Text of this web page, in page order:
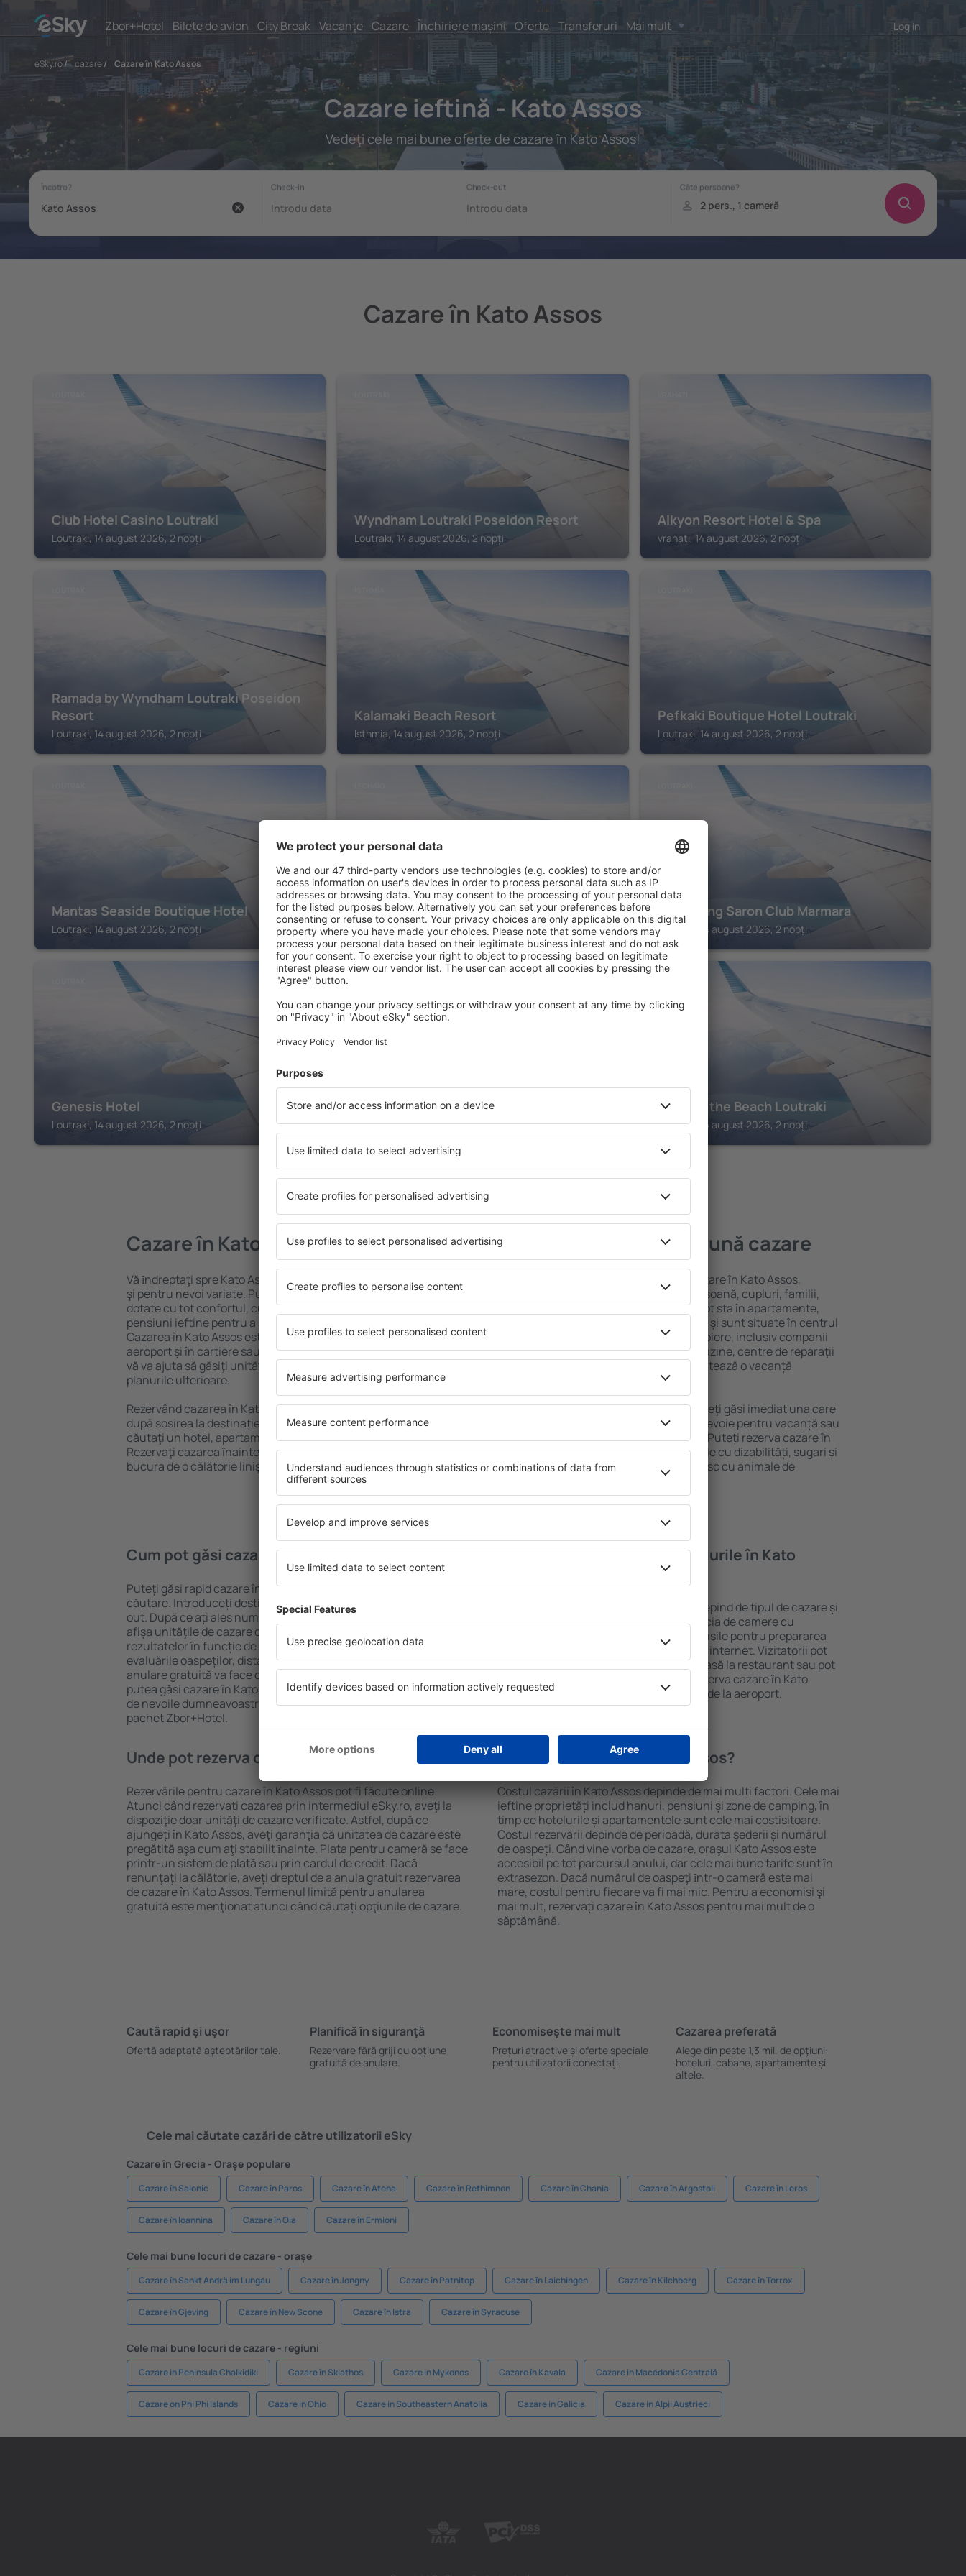
Zbor+Hotel Bilete de avion City Break Vacanţe Cazare Închiriere mașini Oferte Transferuri Mai mult Log in
eSky.ro/ cazare/ Cazare în Kato Assos
Cazare ieftină - Kato Assos
Vedeţi cele mai bune oferte de cazare în Kato Assos!
Cazare în Kato Assos
Club Hotel Casino Loutraki
Loutraki, 14 august 2026, 2 nopți
Wyndham Loutraki Poseidon Resort
Loutraki, 14 august 2026, 2 nopți
Alkyon Resort Hotel & Spa
vrahati, 14 august 2026, 2 nopți
Ramada by Wyndham Loutraki Poseidon
Resort
Loutraki, 14 august 2026, 2 nopți
Kalamaki Beach Resort
Isthmia, 14 august 2026, 2 nopți
Pefkaki Boutique Hotel Loutraki
Loutraki, 14 august 2026, 2 nopți
Mantas Seaside Boutique Hotel
Loutraki, 14 august 2026, 2 nopți
ACRO Upscale Residences
Lechaio, 14 august 2026, 2 nopți
Hotel King Saron Club Marmara
Loutraki, 14 august 2026, 2 nopți
Genesis Hotel
Loutraki, 14 august 2026, 2 nopți
Mantas Hotel
Loutraki, 14 august 2026, 2 nopți
Dave by the Beach Loutraki
Loutraki, 14 august 2026, 2 nopți
Vedeţi mai multe oferte în Kato Assos
Cazare în Kato Assos
Vă ȋndreptaţi spre Kato Assos? Găsiți cazare pentru fiecare buget
şi pentru nevoi variate. Puteți beneficia de proprietăți spațioase,
dotate cu tot confortul, cu numeroase facilități, precum și de
pensiuni ieftine pentru a sta câteva zile în timpul unui city break.
Cazarea în Kato Assos este disponibilă în centrul orașului, lângă
aeroport și în cartiere sau regiuni mai puțin populare. Acest lucru
vă va ajuta să găsiţi unităţi de cazare în funcție de nevoi și de
planurile ulterioare.
Rezervând cazarea în Kato Assos mai devreme, aveți garanţia că
după sosirea la destinație vă puteţi relaxa, fără a fi nevoie să
căutaţi un hotel, apartament sau altă unitate de cazare.
Rezervaţi cazarea înainte de călătoria spre Kato Assos și vă veţi
bucura de o călătorie liniştită.
Kato Assos – cea mai bună cazare
Puteți alege dintr-o ofertă variată de cazare în Kato Assos,
inclusiv proprietăți pentru o singură persoană, cupluri, familii,
persoane ȋn vârstă și grupuri. Oaspeţii pot sta în apartamente,
hoteluri și pensiuni care oferă intimitate și sunt situate în centrul
orașului Kato Assos. Facilitățile din apropiere, inclusiv companii
de închirieri auto, transport public, magazine, centre de reparaţii
și locuri de relaxare sau distracţie, garantează o vacanță
Dacă doriţi cazare de lux în Kato Assos, veţi găsi imediat una care
să se potrivească. Veți găsi tot ce aveți nevoie pentru vacanță sau
călătoria de afaceri la destinația aleasă. Puteți rezerva cazare în
Kato Assos cu facilități pentru persoanele cu dizabilități, sugari și
copii, precum și pentru cei care călătoresc cu animale de
Cum pot găsi cazare în Kato Assos?
Puteți găsi rapid cazare în Kato Assos folosind un motor de
căutare. Introduceți destinația și datele de check-in și check-
out. După ce ați ales numărul de persoane, motorul de căutare va
afișa unităţile de cazare disponibile în Kato Assos. Filtrarea
rezultatelor în funcție de tipul proprietăţii, numărul de stele,
evaluările oaspeților, distanța față de centru și opțiunea de
anulare gratuită va face căutarea mult mai ușoară. Astfel veți
putea găsi cazare în Kato Assos în doar câteva minute. În funcție
de nevoile dumneavoastră, puteți rezerva doar cazare sau un
pachet Zbor+Hotel.
Ce fel de facilităţi oferă hotelurile în Kato
Facilitățile proprietăţilor în Kato Assos depind de tipul de cazare și
de numărul de stele. Oaspeții pot beneficia de camere cu
chicinetă, balcon, aer condiționat, ustensile pentru prepararea
ceaiului şi a cafelei, prosoape și acces la internet. Vizitatorii pot
avea parcare gratuită, pot comanda o masă la restaurant sau pot
alege un hotel cu piscină. În plus, pot rezerva cazare în Kato
Assos la proprietăți care oferă transport de la aeroport.
Unde pot rezerva cazare în Kato Assos?
Rezervările pentru cazare în Kato Assos pot fi făcute online.
Atunci când rezervați cazarea prin intermediul eSky.ro, aveţi la
dispoziţie doar unităţi de cazare verificate. Astfel, după ce
ajungeți în Kato Assos, aveţi garanţia că unitatea de cazare este
pregătită aşa cum aţi stabilit ȋnainte. Plata pentru cameră se face
printr-un sistem de plată sau prin cardul de credit. Dacă
renunţaţi la călătorie, aveți dreptul de a anula gratuit rezervarea
de cazare în Kato Assos. Termenul limită pentru anularea
gratuită este menţionat atunci când căutați opţiunile de cazare.
Cât costă cazarea în Kato Assos?
Costul cazării în Kato Assos depinde de mai mulți factori. Cele mai
ieftine proprietăți includ hanuri, pensiuni și zone de camping, în
timp ce hotelurile și apartamentele sunt cele mai costisitoare.
Costul rezervării depinde de perioadă, durata șederii și numărul
de oaspeți. Când vine vorba de cazare, oraşul Kato Assos este
accesibil pe tot parcursul anului, dar cele mai bune tarife sunt în
extrasezon. Dacă numărul de oaspeţi ȋntr-o cameră este mai
mare, costul pentru fiecare va fi mai mic. Pentru a economisi şi
mai mult, rezervați cazare în Kato Assos pentru mai mult de o
săptămână.
Caută rapid şi uşor
Ofertă adaptată aşteptărilor tale.
Planifică ȋn siguranţă
Rezervare fără griji cu opțiune
gratuită de anulare.
Economiseşte mai mult
Prețuri atractive și oferte speciale
pentru utilizatorii conectați.
Cazarea preferată
Alege din peste 1,3 mil. de opţiuni:
hoteluri, cabane, apartamente și
altele.
Cele mai căutate cazări de către utilizatorii eSky
Cazare în Grecia - Orașe populare
Cazare în Salonic Cazare în Paros Cazare în Atena Cazare în Rethimnon Cazare în Chania Cazare în Argostoli Cazare în Leros
Cazare în Ioannina Cazare în Oia Cazare în Ermioni
Cele mai bune locuri de cazare - orașe
Cazare în Sankt Andrä im Lungau Cazare în Jongny Cazare în Patnitop Cazare în Laichingen Cazare în Kilchberg Cazare în Torrox
Cazare în Gjeving Cazare în New Scone Cazare în Istra Cazare în Syracuse
Cele mai bune locuri de cazare - regiuni
Cazare in Peninsula Chalkidiki Cazare în Skiathos Cazare in Mykonos Cazare în Kavala Cazare in Macedonia Centrală
Cazare on Phi Phi Islands Cazare in Ohio Cazare in Southeastern Anatolia Cazare in Galicia Cazare in Alpii Austrieci